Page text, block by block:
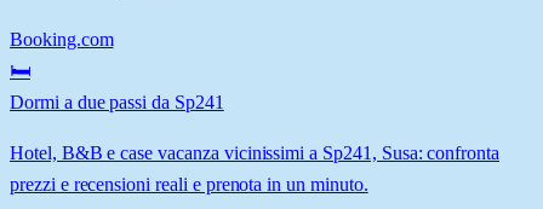
Booking.com
🛏️
Dormi a due passi da Sp241
Hotel, B&B e case vacanza vicinissimi a Sp241, Susa: confronta
prezzi e recensioni reali e prenota in un minuto.